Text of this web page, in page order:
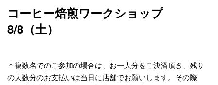
コーヒー焙煎ワークショップ
8/8（土）
＊複数名でのご参加の場合は、お一人分をご決済頂き、残り
の人数分のお支払いは当日に店舗でお願いします。その際